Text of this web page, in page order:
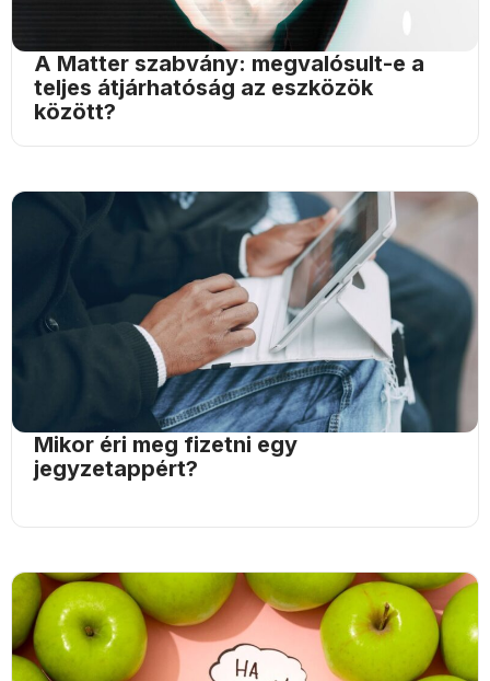
A Matter szabvány: megvalósult-e a
teljes átjárhatóság az eszközök
között?
Mikor éri meg fizetni egy
jegyzetappért?